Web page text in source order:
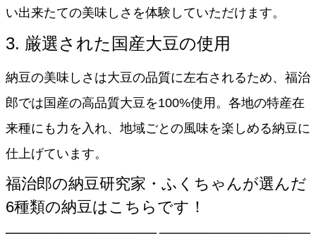
い出来たての美味しさを体験していただけます。
3. 厳選された国産大豆の使用
納豆の美味しさは大豆の品質に左右されるため、福治
郎では国産の高品質大豆を100%使用。各地の特産在
来種にも力を入れ、地域ごとの風味を楽しめる納豆に
仕上げています。
福治郎の納豆研究家・ふくちゃんが選んだ
6種類の納豆はこちらです！